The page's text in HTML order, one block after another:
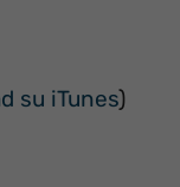
su iTunes)